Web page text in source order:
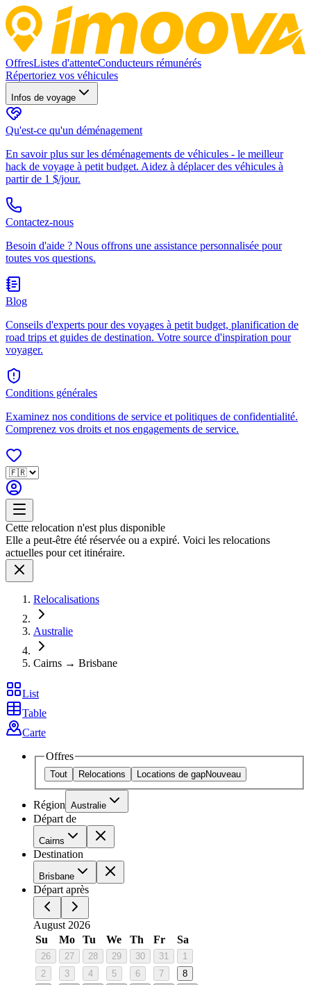
OffresListes d'attenteConducteurs rémunérés
Répertoriez vos véhicules
Infos de voyage
Qu'est-ce qu'un déménagement
En savoir plus sur les déménagements de véhicules - le meilleur
hack de voyage à petit budget. Aidez à déplacer des véhicules à
partir de 1 $/jour.
Contactez-nous
Besoin d'aide ? Nous offrons une assistance personnalisée pour
toutes vos questions.
Blog
Conseils d'experts pour des voyages à petit budget, planification de
road trips et guides de destination. Votre source d'inspiration pour
voyager.
Conditions générales
Examinez nos conditions de service et politiques de confidentialité.
Comprenez vos droits et nos engagements de service.
Cette relocation n'est plus disponible
Elle a peut-être été réservée ou a expiré. Voici les relocations
actuelles pour cet itinéraire.
Relocalisations
Australie
Cairns → Brisbane
List
Table
Carte
Offres
Tout Relocations Locations de gapNouveau
Région Australie
Départ de
Cairns
Destination
Brisbane
Départ après
August 2026
Su
Mo Tu We Th Fr Sa
26 27 28 29 30 31
1
2
3 4 5 6 7
8